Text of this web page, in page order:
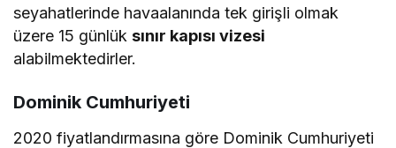
seyahatlerinde havaalanında tek girişli olmak
üzere 15 günlüksınır kapısı vizesi
alabilmektedirler.
Dominik Cumhuriyeti
2020 fiyatlandırmasına göre Dominik Cumhuriyeti